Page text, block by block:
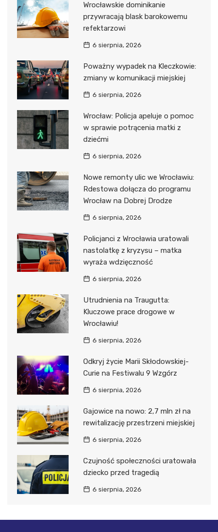
Wrocławskie dominikanie
przywracają blask barokowemu
refektarzowi
6 sierpnia, 2026
Poważny wypadek na Kleczkowie:
zmiany w komunikacji miejskiej
6 sierpnia, 2026
Wrocław: Policja apeluje o pomoc
w sprawie potrącenia matki z
dziećmi
6 sierpnia, 2026
Nowe remonty ulic we Wrocławiu:
Rdestowa dołącza do programu
Wrocław na Dobrej Drodze
6 sierpnia, 2026
Policjanci z Wrocławia uratowali
nastolatkę z kryzysu – matka
wyraża wdzięczność
6 sierpnia, 2026
Utrudnienia na Traugutta:
Kluczowe prace drogowe w
Wrocławiu!
6 sierpnia, 2026
Odkryj życie Marii Skłodowskiej-
Curie na Festiwalu 9 Wzgórz
6 sierpnia, 2026
Gajowice na nowo: 2,7 mln zł na
rewitalizację przestrzeni miejskiej
6 sierpnia, 2026
Czujność społeczności uratowała
dziecko przed tragedią
6 sierpnia, 2026